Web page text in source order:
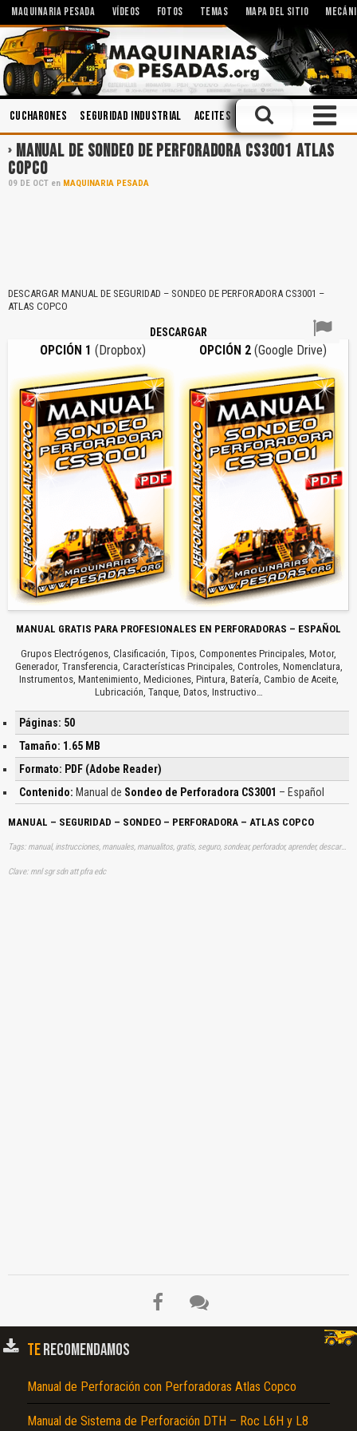
MAQUINARIA PESADA VÍDEOS FOTOS TEMAS MAPA DEL SITIO
Cucharones Seguridad Industrial Aceites Operación Hidráulica
MANUAL DE SONDEO DE PERFORADORA CS3001 ATLAS
COPCO
09 DE OCT en MAQUINARIA PESADA
DESCARGAR MANUAL DE SEGURIDAD – SONDEO DE PERFORADORA CS3001 –
ATLAS COPCO
DESCARGAR
OPCIÓN 1 (Dropbox) OPCIÓN 2 (Google Drive)
MANUAL GRATIS PARA PROFESIONALES EN PERFORADORAS – ESPAÑOL
Grupos Electrógenos, Clasificación, Tipos, Componentes Principales, Motor,
Generador, Transferencia, Características Principales, Controles, Nomenclatura,
Instrumentos, Mantenimiento, Mediciones, Pintura, Batería, Cambio de Aceite,
Lubricación, Tanque, Datos, Instructivo…
Páginas: 50
Tamaño: 1.65 MB
Formato: PDF (Adobe Reader)
Contenido: Manual de Sondeo de Perforadora CS3001 – Español
MANUAL – SEGURIDAD – SONDEO – PERFORADORA – ATLAS COPCO
Tags: manual, instrucciones, manuales, manualitos, gratis, seguro, sondear, perforador, aprender, descargas
Clave: mnl sgr sdn att pfra edc
TERECOMENDAMOS
Manual de Perforación con Perforadoras Atlas Copco
Manual de Sistema de Perforación DTH – Roc L6H y L8